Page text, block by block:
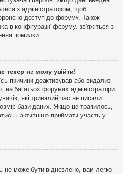
з адміністратором, щоб
доступ до форуму. Також
в конфігурації форуму, зв'яжіться з
помилки.
тепер не можу увійти!
причини деактивував або видалив
на багатьох форумах адміністратори
які тривалий час не писали
бази даних. Якщо це трапилось,
і активніше приймати участь у
не може бути відновлено, вам легко